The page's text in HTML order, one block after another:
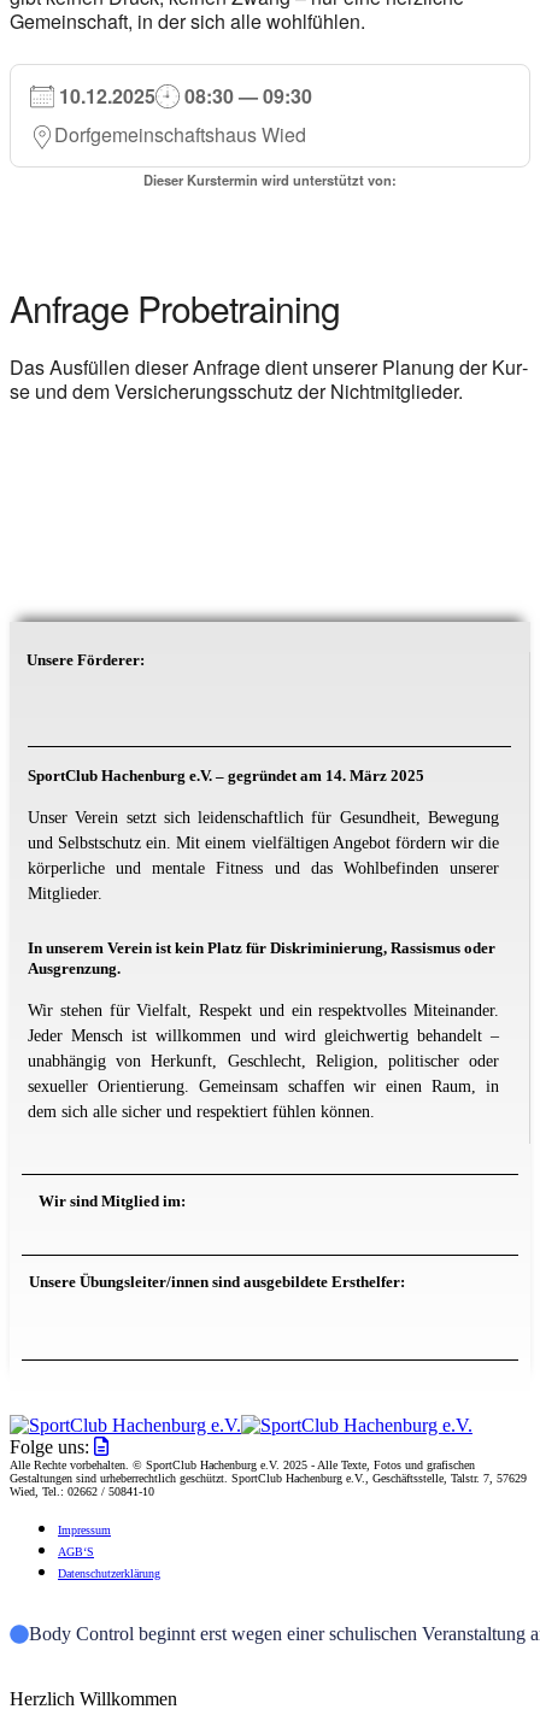
Gemein­schaft, in der sich alle wohl­füh­len.
10.12.2025
08:30 — 09:30
Dorf­ge­mein­schafts­haus Wied
Die­ser Kurs­ter­min wird unter­stützt von:
Anfra­ge Pro­be­trai­ning
Das Aus­fül­len die­ser Anfra­ge dient unse­rer Pla­nung der Kur­
se und dem Ver­si­che­rungs­schutz der Nicht­mit­glie­der.
Unsere Förderer:
SportClub Hachenburg e.V. – gegründet am 14. März 2025
Unser Verein setzt sich leidenschaftlich für Gesundheit, Bewegung
und Selbstschutz ein. Mit einem vielfältigen Angebot fördern wir die
körperliche und mentale Fitness und das Wohlbefinden unserer
Mitglieder.
In unserem Verein ist kein Platz für Diskriminierung, Rassismus oder
Ausgrenzung.
Wir stehen für Vielfalt, Respekt und ein respektvolles Miteinander.
Jeder Mensch ist willkommen und wird gleichwertig behandelt –
unabhängig von Herkunft, Geschlecht, Religion, politischer oder
sexueller Orientierung. Gemeinsam schaffen wir einen Raum, in
dem sich alle sicher und respektiert fühlen können.
Wir sind Mitglied im:
Unsere Übungsleiter/innen sind ausgebildete Ersthelfer:
Folge uns:
Alle Rechte vorbehalten. © SportClub Hachenburg e.V. 2025 - Alle Texte, Fotos und grafischen
Gestaltungen sind urheberrechtlich geschützt. SportClub Hachenburg e.V., Geschäftsstelle, Talstr. 7, 57629
Wied, Tel.: 02662 / 50841-10
Impres­sum
AGB‘S
Daten­schutz­er­klä­rung
Body Control beginnt erst wegen einer schulischen Veranstaltung
Herzlich Willkommen